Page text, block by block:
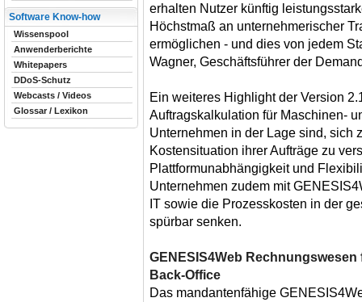
erhalten Nutzer künftig
Höchstmaß an unternehmerischer
ermöglichen - und dies von jedem
Wagner, Geschäftsführer der
Ein weiteres Highlight der Version
Auftragskalkulation für Maschinen-
Unternehmen in der Lage sind, sich
Kostensituation ihrer Aufträge zu
Plattformunabhängigkeit und
Unternehmen zudem mit
IT sowie die Prozesskosten in der
spürbar senken.
GENESIS4Web
Back-Office
Das mandantenfähige
Software Know-how
Wissenspool
Anwenderberichte
Whitepapers
DDoS-Schutz
Webcasts / Videos
Glossar / Lexikon